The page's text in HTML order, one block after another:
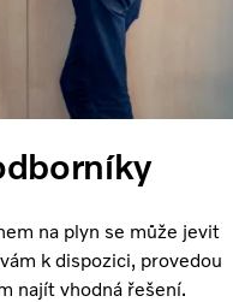
na plyn se může jevit
k dispozici, provedou
najít vhodná řešení.